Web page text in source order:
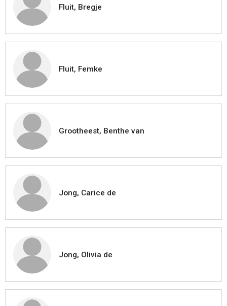
Fluit, Bregje
Fluit, Femke
Grootheest, Benthe van
Jong, Carice de
Jong, Olivia de